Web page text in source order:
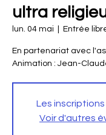
ultra
lun. 04 mai Entrée
En partenariat avec
Animation : Jean-
Les
Voir d'autres